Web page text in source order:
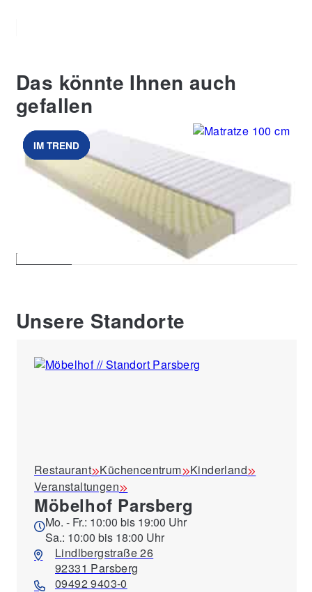
Das könnte Ihnen auch
gefallen
Alexandre Ambelle
Kaltschaummatratze Easyflex
12 H2, Breite ca. 90 cm
Matratze EM
KS H2, Breite ca.
769,00 €
IM TREND
IM TREND
IM TREND
IM TREND
Unsere Standorte
Restaurant Küchencentrum
Kinderland
Veranstaltungen
Möbelhof Parsberg
Mo. - Fr.: 10:00 bis 19:00 Uhr
Sa.: 10:00 bis 18:00 Uhr
Lindlbergstraße 26
92331 Parsberg
09492 9403-0